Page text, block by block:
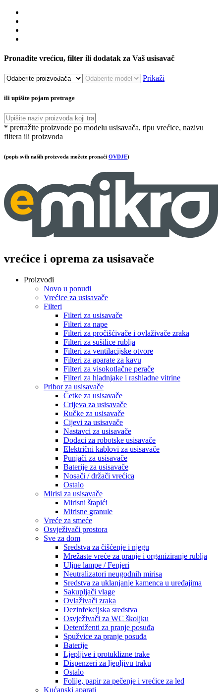
Pronađite vrećicu, filter ili dodatak za Vaš usisavač
Prikaži
ili upišite pojam pretrage
* pretražite proizvode po modelu usisavača, tipu vrećice, nazivu
filtera ili proizvoda
(popis svih naših proizvoda možete pronaći OVDJE)
vrećice i oprema za usisavače
Proizvodi
Novo u ponudi
Vrećice za usisavače
Filteri
Filteri za usisavače
Filteri za nape
Filteri za pročišćivače i ovlaživače zraka
Filteri za sušilice rublja
Filteri za ventilacijske otvore
Filteri za aparate za kavu
Filteri za visokotlačne perače
Filteri za hladnjake i rashladne vitrine
Pribor za usisavače
Četke za usisavače
Crijeva za usisavače
Ručke za usisavače
Cijevi za usisavače
Nastavci za usisavače
Dodaci za robotske usisavače
Električni kablovi za usisavače
Punjači za usisavače
Baterije za usisavače
Nosači / držači vrećica
Ostalo
Mirisi za usisavače
Mirisni štapići
Mirisne granule
Vreće za smeće
Osvježivači prostora
Sve za dom
Sredstva za čišćenje i njegu
Mrežaste vreće za pranje i organiziranje rublja
Uljne lampe / Fenjeri
Neutralizatori neugodnih mirisa
Sredstva za uklanjanje kamenca u uređajima
Sakupljači vlage
Ovlaživači zraka
Dezinfekcijska sredstva
Osvježivači za WC školjku
Deterdženti za pranje posuđa
Spužvice za pranje posuđa
Baterije
Ljepljive i protuklizne trake
Dispenzeri za ljepljivu traku
Ostalo
Folije, papir za pečenje i vrećice za led
Kućanski aparati